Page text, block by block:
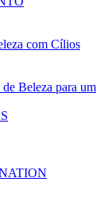
com Cílios
Beleza para um